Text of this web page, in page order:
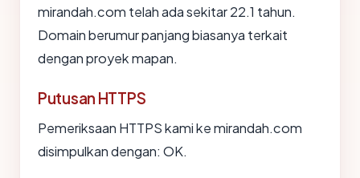
mirandah.com telah ada sekitar 22.1 tahun.
Domain berumur panjang biasanya terkait
dengan proyek mapan.
Putusan HTTPS
Pemeriksaan HTTPS kami ke mirandah.com
disimpulkan dengan: OK.